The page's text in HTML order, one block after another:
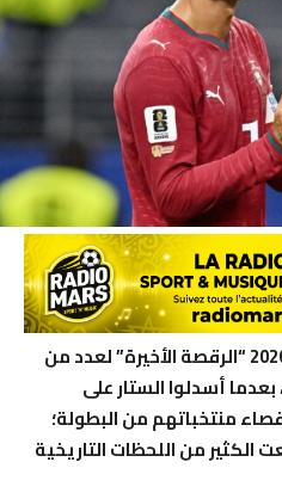
شهدت نهائيات كأس العالم 2026 “الرقصة الأخيرة” لعدد من
بعدما أسدلوا الستار على
منتخباتهم من البطولة؛
من اللحظات التاريخية